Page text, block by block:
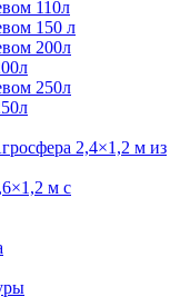
110л
150 л
200л
250л
2,4×1,2 м из
м с